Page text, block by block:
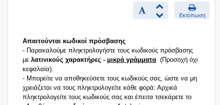
Εκτύπωση
Απαιτούνται κωδικοί πρόσβασης
- Παρακαλούμε πληκτρολογήστε τους κωδικούς πρόσβασης
με λατινικούς χαρακτήρες - μικρά γράμματα (Προσοχή όχι
κεφαλαία).
- Μπορείτε να αποθηκεύσετε τους κωδικούς σας, ώστε να μη
χρειάζεται να τους πληκτρολογείτε κάθε φορά: Αρχικά
πληκτρολογείτε τους κωδικούς σας και έπειτα τσεκάρετε το